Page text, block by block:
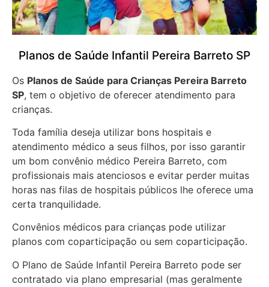
Planos de Saúde Infantil Pereira Barreto SP
Os Planos de Saúde para Crianças Pereira Barreto
SP, tem o objetivo de oferecer atendimento para
crianças.
Toda família deseja utilizar bons hospitais e
atendimento médico a seus filhos, por isso garantir
um bom convênio médico Pereira Barreto, com
profissionais mais atenciosos e evitar perder muitas
horas nas filas de hospitais públicos lhe oferece uma
certa tranquilidade.
Convênios médicos para crianças pode utilizar
planos com coparticipação ou sem coparticipação.
O Plano de Saúde Infantil Pereira Barreto pode ser
contratado via plano empresarial (mas geralmente